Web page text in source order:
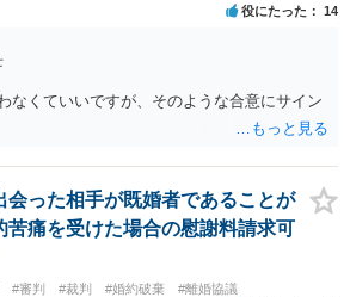
役にたった 14
なくていいですが、そのような合意にサイン
会った相手が既婚者であることが
苦痛を受けた場合の慰謝料請求可
#審判 #裁判 #婚約破棄 #離婚協議